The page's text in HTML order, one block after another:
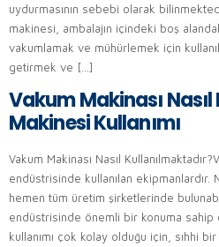
uydurmasının sebebi olarak
makinesi, ambalajın içindeki boş
vakumlamak ve mühürlemek için
getirmek ve […]
Vakum Makinası
Makinesi Kullanımı
Vakum Makinası Nasıl
endüstrisinde kullanılan
hemen tüm üretim şirketlerinde
endüstrisinde önemli bir konuma sahip
kullanımı çok kolay olduğu için, sıhhi